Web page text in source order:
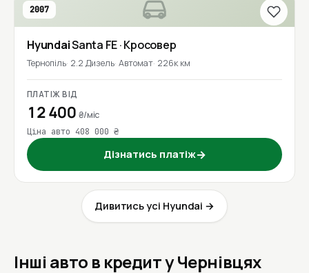
2007
HyundaiSanta FE· Кросовер
Тернопіль 2.2 Дизель Автомат 226к км
ПЛАТІЖ ВІД
12 400 ₴/міс
Ціна авто 408 000 ₴
Дізнатись платіж→
Дивитись усі Hyundai →
Інші авто в кредит у Чернівцях